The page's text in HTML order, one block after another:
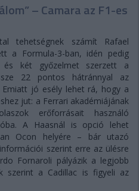
– Camara az F1-es
tehetségnek számít Rafael
a Formula-3-ban, idén pedig
két győzelmet szerzett a
22 pontos hátránnyal az
jó esély lehet rá, hogy a
jut: a Ferrari akadémiájának
erőforrásait használó
A Haasnál is opció lehet
Ocon helyére – bár utazó
szerint erre az ülésre
Fornaroli pályázik a legjobb
szerint a Cadillac is figyeli az